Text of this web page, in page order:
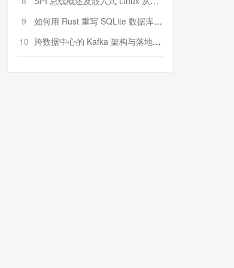
9
如何用 Rust 重写 SQLite 数据库（二）:是否有市场空间？
10 跨数据中心的 Kafka 架构与落地实战